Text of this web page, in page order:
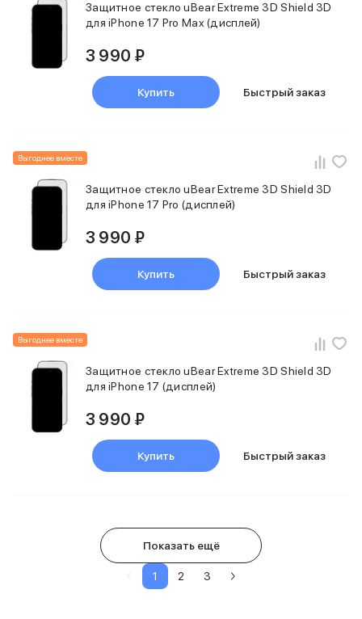
Защитное стекло uBear Extreme 3D Shield 3D
для iPhone 17 Pro Max (дисплей)
3 990 ₽
Купить Быстрый заказ
Выгоднее вместе
Защитное стекло uBear Extreme 3D Shield 3D
для iPhone 17 Pro (дисплей)
3 990 ₽
Купить Быстрый заказ
Выгоднее вместе
Защитное стекло uBear Extreme 3D Shield 3D
для iPhone 17 (дисплей)
3 990 ₽
Купить Быстрый заказ
Показать ещё
1 2 3